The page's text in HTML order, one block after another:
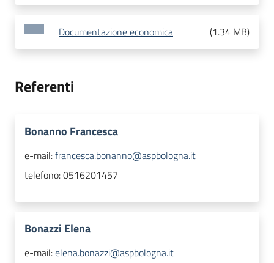
Documentazione economica (1.34 MB)
Referenti
Bonanno Francesca
e-mail:francesca.bonanno@aspbologna.it
telefono:0516201457
Bonazzi Elena
e-mail:elena.bonazzi@aspbologna.it